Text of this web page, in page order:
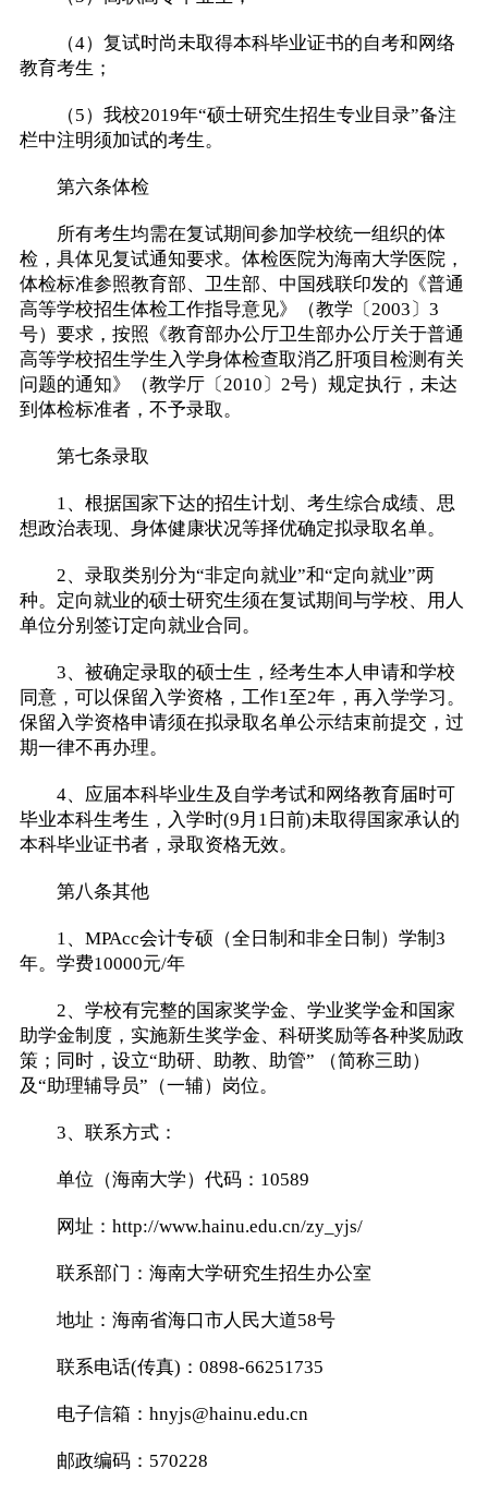
（4）复试时尚未取得本科毕业证书的自考和网络
教育考生；
（5）我校2019年“硕士研究生招生专业目录”备注
栏中注明须加试的考生。
第六条体检
所有考生均需在复试期间参加学校统一组织的体
检，具体见复试通知要求。体检医院为海南大学医院，
体检标准参照教育部、卫生部、中国残联印发的《普通
高等学校招生体检工作指导意见》（教学〔2003〕3
号）要求，按照《教育部办公厅卫生部办公厅关于普通
高等学校招生学生入学身体检查取消乙肝项目检测有关
问题的通知》（教学厅〔2010〕2号）规定执行，未达
到体检标准者，不予录取。
第七条录取
1、根据国家下达的招生计划、考生综合成绩、思
想政治表现、身体健康状况等择优确定拟录取名单。
2、录取类别分为“非定向就业”和“定向就业”两
种。定向就业的硕士研究生须在复试期间与学校、用人
单位分别签订定向就业合同。
3、被确定录取的硕士生，经考生本人申请和学校
同意，可以保留入学资格，工作1至2年，再入学学习。
保留入学资格申请须在拟录取名单公示结束前提交，过
期一律不再办理。
4、应届本科毕业生及自学考试和网络教育届时可
毕业本科生考生，入学时(9月1日前)未取得国家承认的
本科毕业证书者，录取资格无效。
第八条其他
1、MPAcc会计专硕（全日制和非全日制）学制3
年。学费10000元/年
2、学校有完整的国家奖学金、学业奖学金和国家
助学金制度，实施新生奖学金、科研奖励等各种奖励政
策；同时，设立“助研、助教、助管” （简称三助）
及“助理辅导员”（一辅）岗位。
3、联系方式：
单位（海南大学）代码：10589
网址：http://www.hainu.edu.cn/zy_yjs/
联系部门：海南大学研究生招生办公室
地址：海南省海口市人民大道58号
联系电话(传真)：0898-66251735
电子信箱：hnyjs@hainu.edu.cn
邮政编码：570228